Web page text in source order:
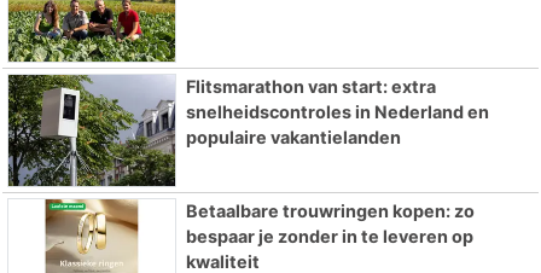
Flitsmarathon van start: extra
snelheidscontroles in Nederland en
populaire vakantielanden
Betaalbare trouwringen kopen: zo
bespaar je zonder in te leveren op
kwaliteit